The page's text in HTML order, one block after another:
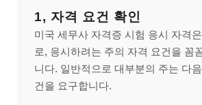
1, 자격 요건 확인
미국 세무사 자격증 시험 응시 자격
로, 응시하려는 주의 자격 요건을 꼼
니다. 일반적으로 대부분의 주는 다
건을 요구합니다.